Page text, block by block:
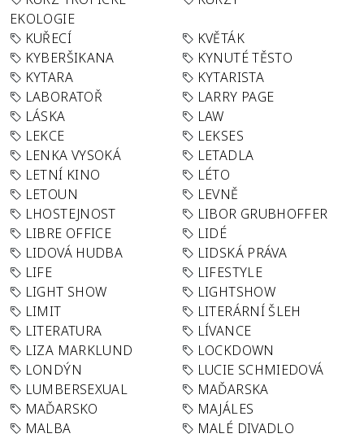
EKOLOGIE
KUŘECÍ
KVĚTÁK
KYBERŠIKANA
KYNUTÉ TĚSTO
KYTARA
KYTARISTA
LABORATOŘ
LARRY PAGE
LÁSKA
LAW
LEKCE
LEKSES
LENKA VYSOKÁ
LETADLA
LETNÍ KINO
LÉTO
LETOUN
LEVNĚ
LHOSTEJNOST
LIBOR GRUBHOFFER
LIBRE OFFICE
LIDÉ
LIDOVÁ HUDBA
LIDSKÁ PRÁVA
LIFE
LIFESTYLE
LIGHT SHOW
LIGHTSHOW
LIMIT
LITERÁRNÍ ŠLEH
LITERATURA
LÍVANCE
LIZA MARKLUND
LOCKDOWN
LONDÝN
LUCIE SCHMIEDOVÁ
LUMBERSEXUAL
MAĎARSKA
MAĎARSKO
MAJÁLES
MALBA
MALÉ DIVADLO